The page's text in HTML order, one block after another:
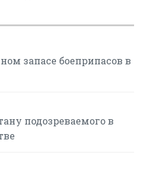
запасе боеприпасов в
подозреваемого в